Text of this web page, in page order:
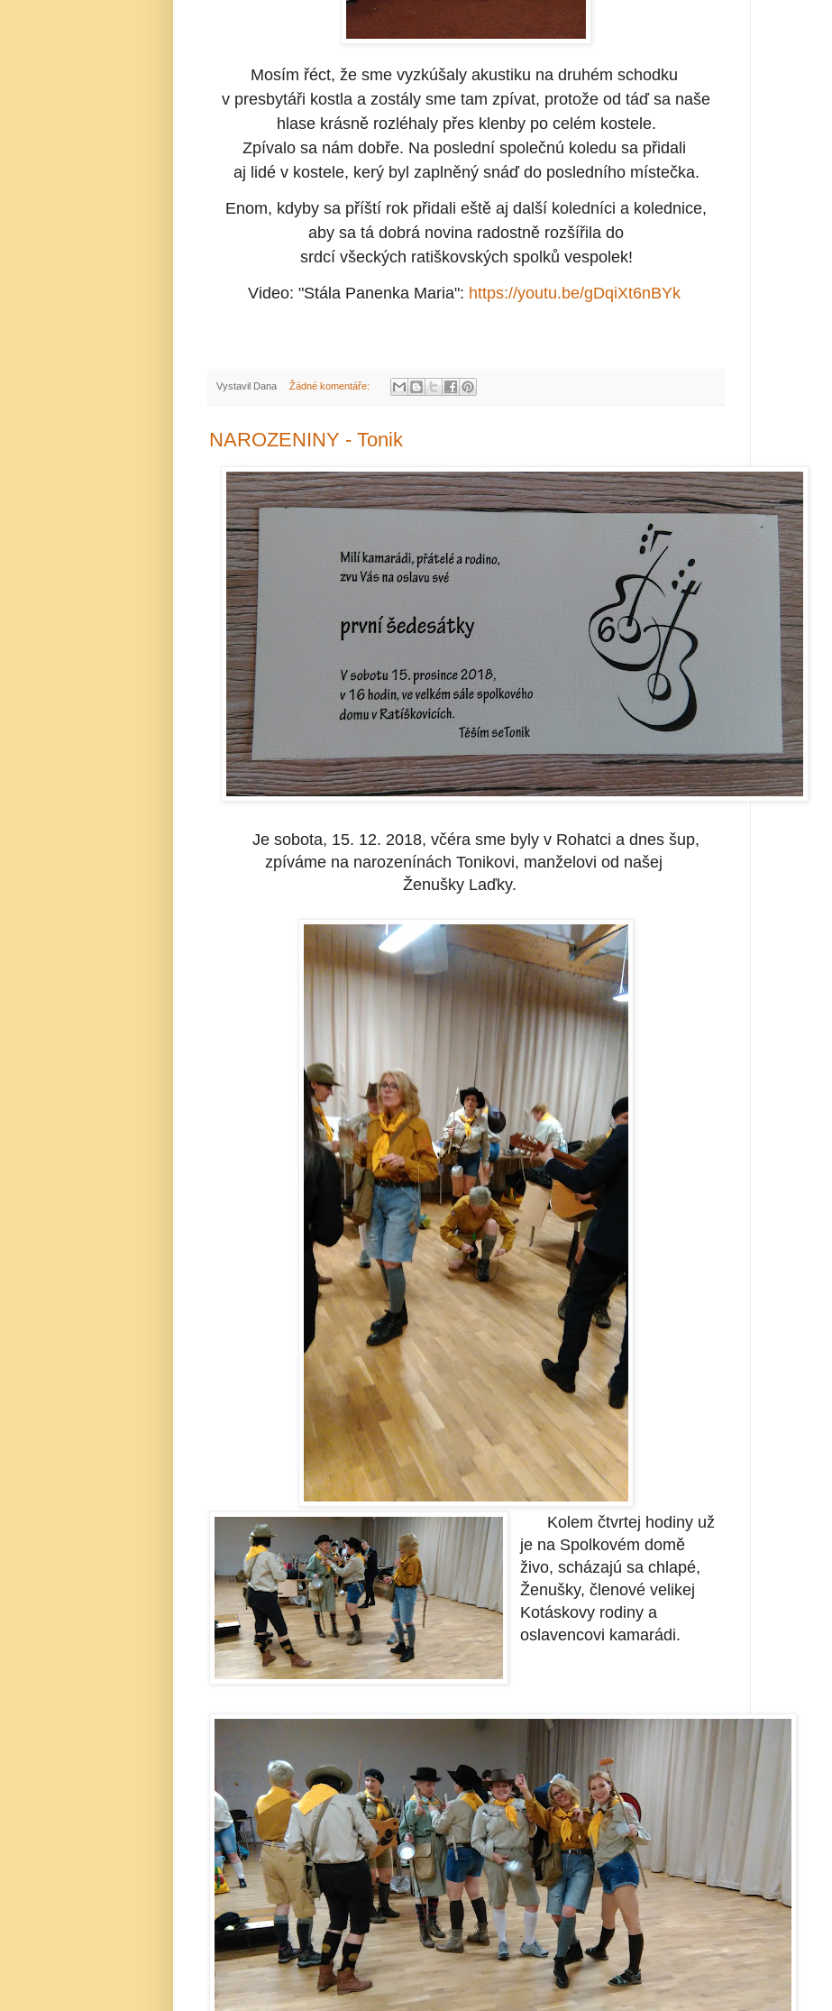
Mosím řéct, že sme vyzkúšaly akustiku na druhém schodku
v presbytáři kostla a zostály sme tam zpívat, protože od táď sa naše
hlase krásně rozléhaly přes klenby po celém kostele.
Zpívalo sa nám dobře. Na poslední společnú koledu sa přidali
aj lidé v kostele, kerý byl zaplněný snáď do posledního místečka.
Enom, kdyby sa příští rok přidali eště aj další koledníci a kolednice,
aby sa tá dobrá novina radostně rozšířila do
srdcí všeckých ratiškovských spolků vespolek!
Video: "Stála Panenka Maria": https://youtu.be/gDqiXt6nBYk
Vystavil Dana Žádné komentáře:
NAROZENINY - Tonik
Je sobota, 15. 12. 2018, včéra sme byly v Rohatci a dnes šup,
zpíváme na narozenínách Tonikovi, manželovi od našej
Ženušky Laďky.
Kolem čtvrtej hodiny už
je na Spolkovém domě
živo, scházajú sa chlapé,
Ženušky, členové velikej
Kotáskovy rodiny a
oslavencovi kamarádi.